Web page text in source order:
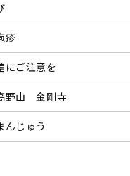
疹
にご注意を
野山 金剛寺
んじゅう